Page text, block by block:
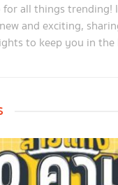
all things trending!
and exciting,
to keep you in the